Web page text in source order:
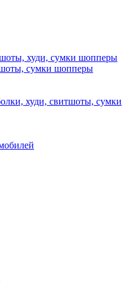
худи, сумки шопперы
сумки шопперы
худи, свитшоты, сумки